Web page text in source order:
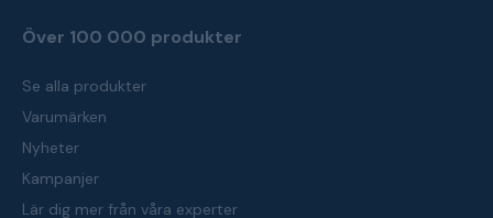
Över 100 000 produkter
Se alla produkter
Varumärken
Nyheter
Kampanjer
Lär dig mer från våra experter